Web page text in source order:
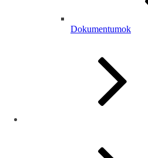
Dokumentumok